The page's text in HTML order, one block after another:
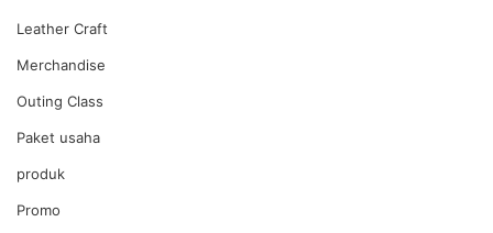
Leather Craft
Merchandise
Outing Class
Paket usaha
produk
Promo